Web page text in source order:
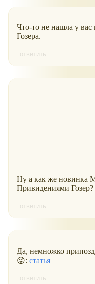
Что-то не нашла у
Гозера.
ответить
Ну а как же новинка
Привидениями Гозер?
ответить
Да, немножко
😜: статья
ответить